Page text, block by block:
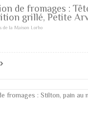
de fromages :
grillé, Petite
de la Maison Lorho